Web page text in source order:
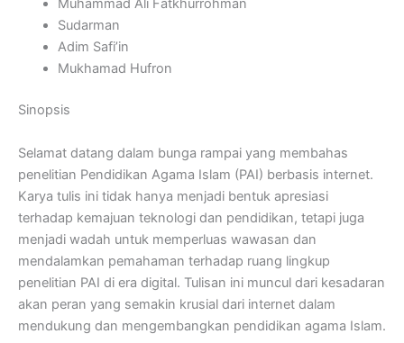
Muhammad Ali Fatkhurrohman
Sudarman
Adim Safi’in
Mukhamad Hufron
Sinopsis
Selamat datang dalam bunga rampai yang membahas
penelitian Pendidikan Agama Islam (PAI) berbasis internet.
Karya tulis ini tidak hanya menjadi bentuk apresiasi
terhadap kemajuan teknologi dan pendidikan, tetapi juga
menjadi wadah untuk memperluas wawasan dan
mendalamkan pemahaman terhadap ruang lingkup
penelitian PAI di era digital. Tulisan ini muncul dari kesadaran
akan peran yang semakin krusial dari internet dalam
mendukung dan mengembangkan pendidikan agama Islam.